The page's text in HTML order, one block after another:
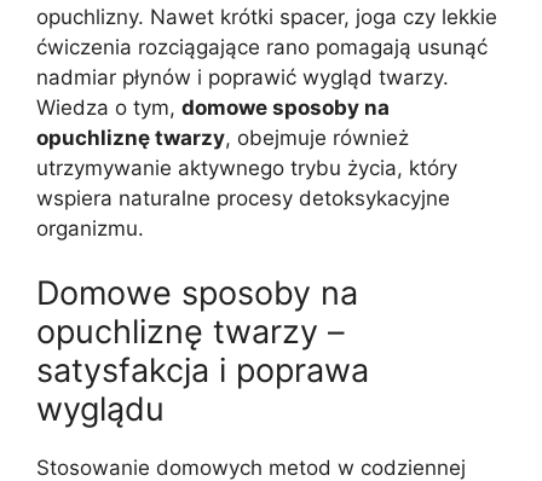
opuchlizny. Nawet krótki spacer, joga czy lekkie
ćwiczenia rozciągające rano pomagają usunąć
nadmiar płynów i poprawić wygląd twarzy.
Wiedza o tym, domowe sposoby na
opuchliznę twarzy, obejmuje również
utrzymywanie aktywnego trybu życia, który
wspiera naturalne procesy detoksykacyjne
organizmu.
Domowe sposoby na
opuchliznę twarzy –
satysfakcja i poprawa
wyglądu
Stosowanie domowych metod w codziennej